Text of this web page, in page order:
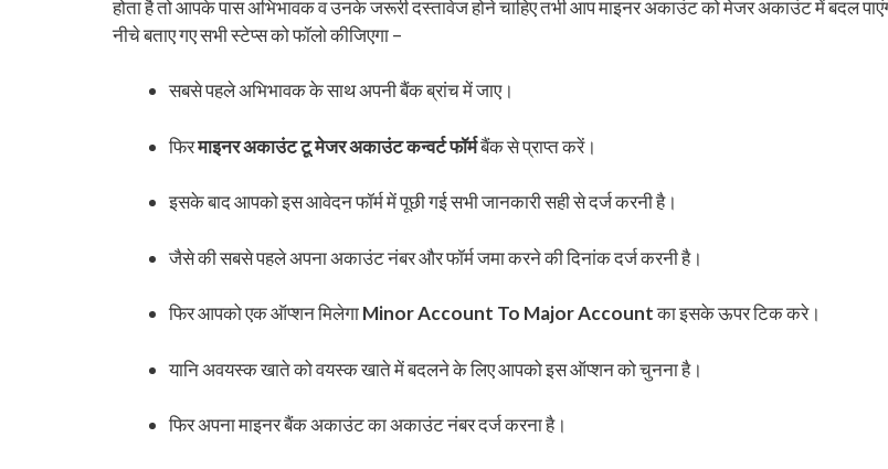
होता है तो आपके पास अभिभावक व उनके जरूरी दस्तावेज होने चाहिए तभी आप माइनर अकाउंट को मेजर अकाउंट में बदल
नीचे बताए गए सभी स्टेप्स को फॉलो कीजिएगा –
सबसे पहले अभिभावक के साथ अपनी बैंक ब्रांच में जाए।
फिरमाइनर अकाउंट टू मेजर अकाउंट कन्वर्ट फॉर्मबैंक से प्राप्त करें।
इसके बाद आपको इस आवेदन फॉर्म में पूछी गई सभी जानकारी सही से दर्ज करनी है।
जैसे की सबसे पहले अपना अकाउंट नंबर और फॉर्म जमा करने की दिनांक दर्ज करनी है।
फिर आपको एक ऑप्शन मिलेगाMinor Account To Major Accountका इसके ऊपर टिक करे।
यानि अवयस्क खाते को वयस्क खाते में बदलने के लिए आपको इस ऑप्शन को चुनना है।
फिर अपना माइनर बैंक अकाउंट का अकाउंट नंबर दर्ज करना है।